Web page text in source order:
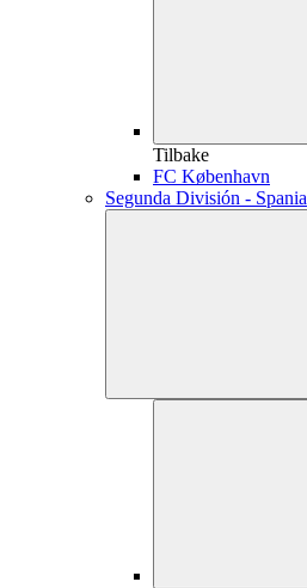
Tilbake
FC København
Segunda División - Spania